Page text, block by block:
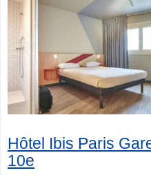
Hôtel Ibis Paris
10e